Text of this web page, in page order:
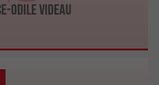
Odile VIDEAU